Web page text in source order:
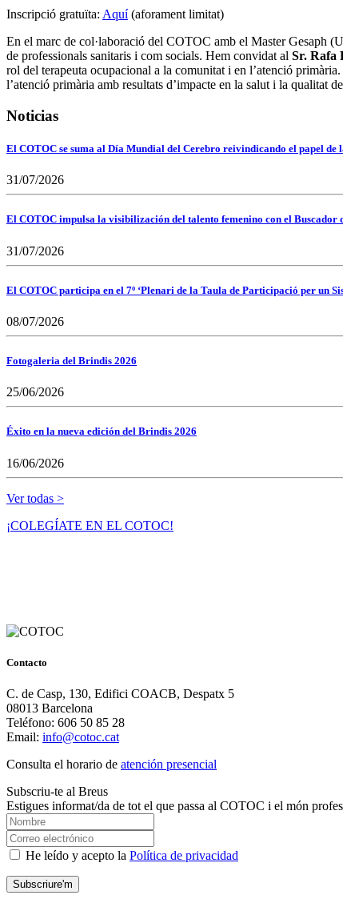
Inscripció gratuïta: Aquí(aforament limitat)
En el marc de col·laboració del COTOC amb el Master Gesaph
de professionals sanitaris i com socials. Hem convidat al Sr. Rafa
rol del terapeuta ocupacional a la comunitat i en l’atenció
l’atenció primària amb resultats d’impacte en la salut i la qualitat
Noticias
El COTOC se suma al Día Mundial del Cerebro reivindicando el papel
31/07/2026
El COTOC impulsa la visibilización del talento femenino con el Buscador
31/07/2026
El COTOC participa en el 7º ‘Plenari de la Taula de Participació per un
08/07/2026
Fotogaleria del Brindis 2026
25/06/2026
Éxito en la nueva edición del Brindis 2026
16/06/2026
Ver todas >
¡COLEGÍATE EN EL COTOC!
Contacto
C. de Casp, 130, Edifici COACB, Despatx 5
08013 Barcelona
Teléfono: 606 50 85 28
Email: info@cotoc.cat
Consulta el horario de atención presencial
Subscriu-te al Breus
Estigues informat/da de tot el que passa al COTOC i el món
He leído y acepto la Política de privacidad